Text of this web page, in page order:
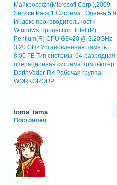
Майкрософт(Microsoft Corp.),2009.
Service Pack 1 Система : Оценка 5,9
Индекс производительности
Windows Процессор: Intel (R)
Pentium(R) CPU G3420 @ 3.20GHz
3.20 GHz Установленная память:
8,00 ГБ Тип системы: 64-разрядная
операционная система Компьютер:
DarthVader-ПК Рабочая группа:
WORKGROUP
toma_tama
Постоялец